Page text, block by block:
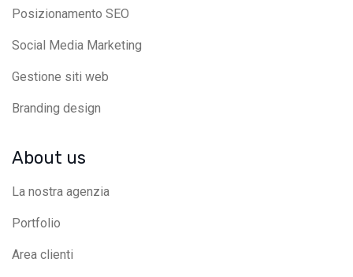
Posizionamento SEO
Social Media Marketing
Gestione siti web
Branding design
About us
La nostra agenzia
Portfolio
Area clienti